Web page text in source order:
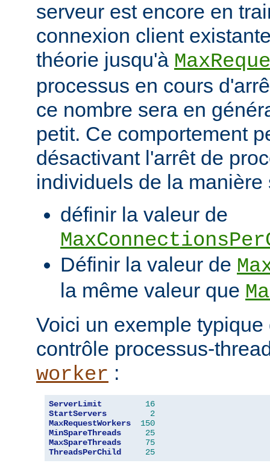
serveur est encore en
connexion client
théorie jusqu'à
processus en cours
ce nombre sera en
petit. Ce comportement
désactivant l'arrêt de
individuels de la manière
définir la valeur de
Définir la valeur de
la même valeur que
Voici un exemple
contrôle processus-
worker :
ServerLimit
16
StartServers
2
MaxRequestWorkers
150
MinSpareThreads
25
MaxSpareThreads
75
ThreadsPerChild
25